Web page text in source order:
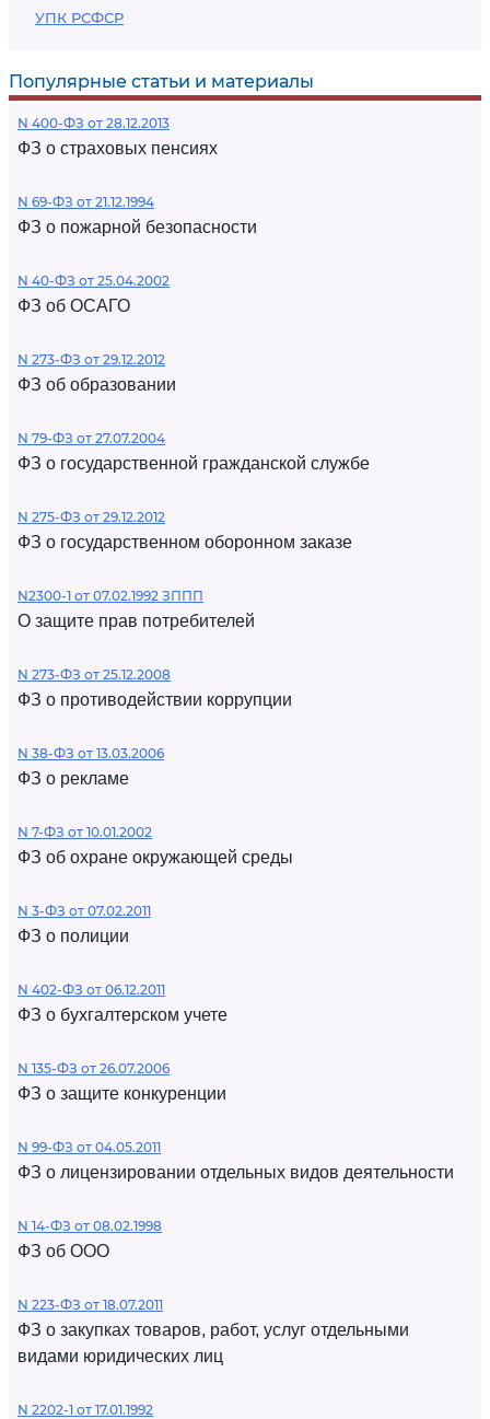
УПК РСФСР
Популярные статьи и материалы
N 400-ФЗ от 28.12.2013
ФЗ о страховых пенсиях
N 69-ФЗ от 21.12.1994
ФЗ о пожарной безопасности
N 40-ФЗ от 25.04.2002
ФЗ об ОСАГО
N 273-ФЗ от 29.12.2012
ФЗ об образовании
N 79-ФЗ от 27.07.2004
ФЗ о государственной гражданской службе
N 275-ФЗ от 29.12.2012
ФЗ о государственном оборонном заказе
N2300-1 от 07.02.1992 ЗППП
О защите прав потребителей
N 273-ФЗ от 25.12.2008
ФЗ о противодействии коррупции
N 38-ФЗ от 13.03.2006
ФЗ о рекламе
N 7-ФЗ от 10.01.2002
ФЗ об охране окружающей среды
N 3-ФЗ от 07.02.2011
ФЗ о полиции
N 402-ФЗ от 06.12.2011
ФЗ о бухгалтерском учете
N 135-ФЗ от 26.07.2006
ФЗ о защите конкуренции
N 99-ФЗ от 04.05.2011
ФЗ о лицензировании отдельных видов деятельности
N 14-ФЗ от 08.02.1998
ФЗ об ООО
N 223-ФЗ от 18.07.2011
ФЗ о закупках товаров, работ, услуг отдельными
видами юридических лиц
N 2202-1 от 17.01.1992